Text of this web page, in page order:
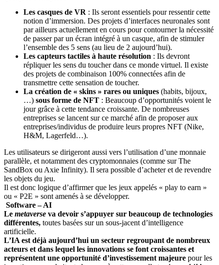
Les casques de VR : Ils seront essentiels pour ressentir cette
notion d’immersion. Des projets d’interfaces neuronales sont
par ailleurs actuellement en cours pour contourner la nécessité
de passer par un écran intégré à un casque, afin de stimuler
l’ensemble des 5 sens (au lieu de 2 aujourd’hui).
Les capteurs tactiles à haute résolution : Ils devront
répliquer les sens du toucher dans ce monde virtuel. Il existe
des projets de combinaison 100% connectées afin de
transmettre cette sensation de toucher.
La création de « skins » rares ou uniques (habits, bijoux,
…) sous forme de NFT : Beaucoup d’opportunités voient le
jour grâce à cette tendance croissante. De nombreuses
entreprises se lancent sur ce marché afin de proposer aux
entreprises/individus de produire leurs propres NFT (Nike,
H&M, Lagerfeld…).
Les utilisateurs se dirigeront aussi vers l’utilisation d’une monnaie
parallèle, et notamment des cryptomonnaies (comme sur The
SandBox ou Axie Infinity). Il sera possible d’acheter et de revendre
les objets du jeu.
Il est donc logique d’affirmer que les jeux appelés « play to earn »
ou « P2E » sont amenés à se développer.
Software – AI
Le metaverse va devoir s’appuyer sur beaucoup de technologies
différentes, toutes basées sur un sous-jacent d’intelligence
artificielle.
L’IA est déjà aujourd’hui un secteur regroupant de nombreux
acteurs et dans lequel les innovations se font croissantes et
représentent une opportunité d’investissement majeure pour les